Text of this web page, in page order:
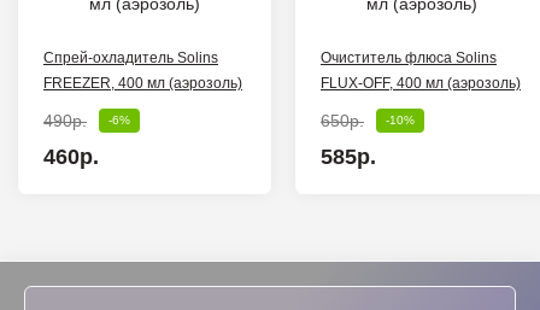
Спрей-охладитель Solins
FREEZER, 400 мл (аэрозоль)
490р. -6%
460р.
Очиститель флюса Solins
FLUX-OFF, 400 мл (аэрозоль)
650р. -10%
585р.